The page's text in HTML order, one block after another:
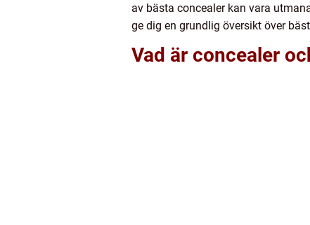
av bästa concealer kan vara
ge dig en grundlig översikt över
Vad är concealer